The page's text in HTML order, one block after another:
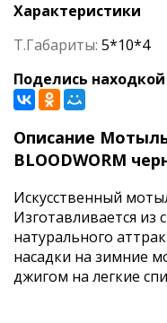
Характеристики
Т.Габариты: 5*10*4
Поделись
Описание
BLOODWORM
Искусственный
Изготавливается из
натурального
насадки на зимние
джигом на легкие